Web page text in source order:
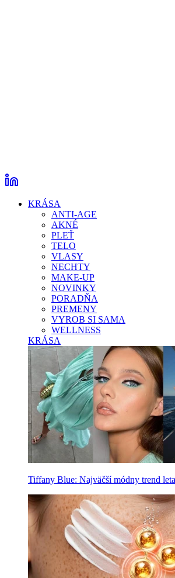
KRÁSA
ANTI-AGE
AKNÉ
PLEŤ
TELO
VLASY
NECHTY
MAKE-UP
NOVINKY
PORADŇA
PREMENY
VYROB SI SAMA
WELLNESS
KRÁSA
Tiffany Blue: Najväčší módny trend